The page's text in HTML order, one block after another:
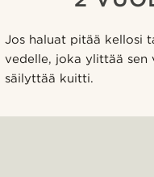
Jos haluat pitää kellosi
vedelle, joka ylittää sen
säilyttää kuitti.